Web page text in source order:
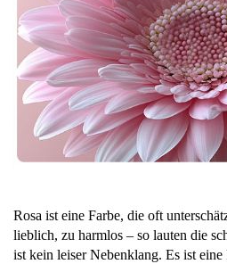
Rosa ist eine Farbe, die oft
lieblich, zu harmlos – so lauten die
ist kein leiser Nebenklang. Es ist